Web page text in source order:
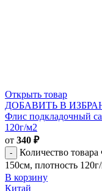
Открыть товар
ДОБАВИТЬ В
Флис подкладочный
120г/м2
от 340 ₽
Количество
150см, плотность
В корзину
Китай